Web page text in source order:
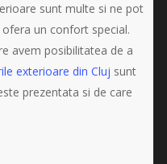
sunt multe si ne pot
un confort special.
avem posibilitatea de a
exterioare din Cluj sunt
prezentata si de care